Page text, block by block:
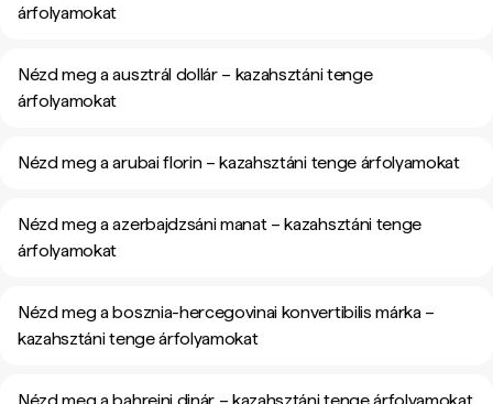
árfolyamokat
Nézd meg a ausztrál dollár – kazahsztáni tenge
árfolyamokat
Nézd meg a arubai florin – kazahsztáni tenge árfolyamokat
Nézd meg a azerbajdzsáni manat – kazahsztáni tenge
árfolyamokat
Nézd meg a bosznia-hercegovinai konvertibilis márka –
kazahsztáni tenge árfolyamokat